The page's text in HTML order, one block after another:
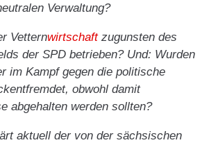
Verwaltung?
Vetternwirtschaftzugunsten des
der SPD betrieben? Und: Wurden
im Kampf gegen die politische
obwohl damit
abgehalten werden sollten?
aktuell der von der sächsischen